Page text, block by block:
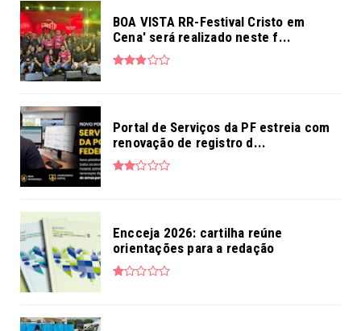
BOA VISTA RR-Festival Cristo em
Cena' será realizado neste f...
Portal de Serviços da PF estreia com
renovação de registro d...
Encceja 2026: cartilha reúne
orientações para a redação